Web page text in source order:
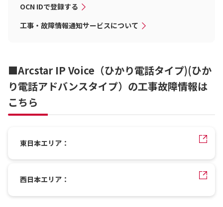
OCN IDで登録する
工事・故障情報通知サービスについて
■Arcstar IP Voice（ひかり電話タイプ)(ひか
り電話アドバンスタイプ）の工事故障情報は
こちら
東日本エリア：
西日本エリア：